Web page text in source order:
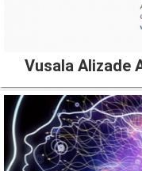
Vusala Alizade